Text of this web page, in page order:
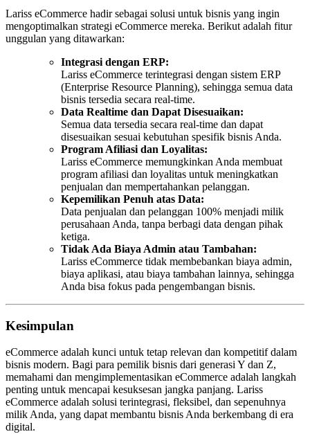
Lariss eCommerce hadir sebagai solusi untuk bisnis yang ingin
mengoptimalkan strategi eCommerce mereka. Berikut adalah fitur
unggulan yang ditawarkan:
Integrasi dengan ERP:
Lariss eCommerce terintegrasi dengan sistem ERP
(Enterprise Resource Planning), sehingga semua data
bisnis tersedia secara real-time.
Data Realtime dan Dapat Disesuaikan:
Semua data tersedia secara real-time dan dapat
disesuaikan sesuai kebutuhan spesifik bisnis Anda.
Program Afiliasi dan Loyalitas:
Lariss eCommerce memungkinkan Anda membuat
program afiliasi dan loyalitas untuk meningkatkan
penjualan dan mempertahankan pelanggan.
Kepemilikan Penuh atas Data:
Data penjualan dan pelanggan 100% menjadi milik
perusahaan Anda, tanpa berbagi data dengan pihak
ketiga.
Tidak Ada Biaya Admin atau Tambahan:
Lariss eCommerce tidak membebankan biaya admin,
biaya aplikasi, atau biaya tambahan lainnya, sehingga
Anda bisa fokus pada pengembangan bisnis.
Kesimpulan
eCommerce adalah kunci untuk tetap relevan dan kompetitif dalam
bisnis modern. Bagi para pemilik bisnis dari generasi Y dan Z,
memahami dan mengimplementasikan eCommerce adalah langkah
penting untuk mencapai kesuksesan jangka panjang. Lariss
eCommerce adalah solusi terintegrasi, fleksibel, dan sepenuhnya
milik Anda, yang dapat membantu bisnis Anda berkembang di era
digital.